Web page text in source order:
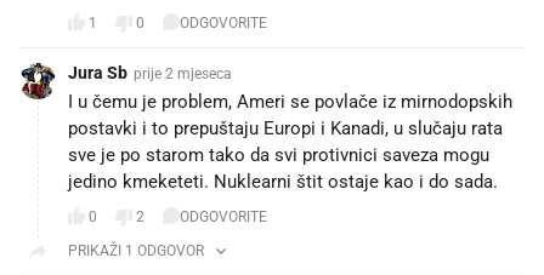
1 0 ODGOVORITE
Jura Sb prije 2 mjeseca
I u čemu je problem, Ameri se povlače iz mirnodopskih
postavki i to prepuštaju Europi i Kanadi, u slučaju rata
sve je po starom tako da svi protivnici saveza mogu
jedino kmeketeti. Nuklearni štit ostaje kao i do sada.
0 2
ODGOVORITE
PRIKAŽI 1 ODGOVOR